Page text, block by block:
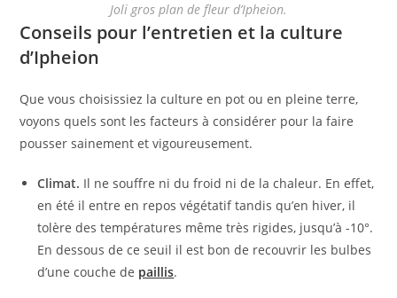
Joli gros plan de fleur d’Ipheion.
Conseils pour l’entretien et la culture
d’Ipheion
Que vous choisissiez la culture en pot ou en pleine terre,
voyons quels sont les facteurs à considérer pour la faire
pousser sainement et vigoureusement.
Climat. Il ne souffre ni du froid ni de la chaleur. En effet,
en été il entre en repos végétatif tandis qu’en hiver, il
tolère des températures même très rigides, jusqu’à -10°.
En dessous de ce seuil il est bon de recouvrir les bulbes
d’une couche de paillis.